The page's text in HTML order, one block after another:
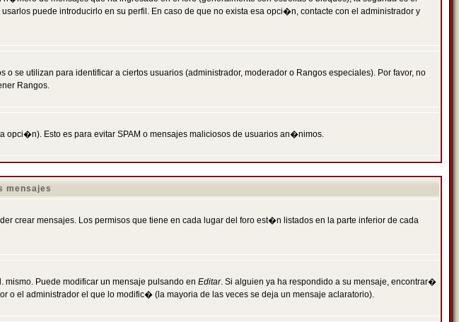
puede introducirlo en su perfil. En caso de que no exista esa opci�n, contacte con el administrador y
utilizan para identificar a ciertos usuarios (administrador, moderador o Rangos especiales). Por favor, no
Rangos.
Esto es para evitar SPAM o mensajes maliciosos de usuarios an�nimos.
mensajes
crear mensajes. Los permisos que tiene en cada lugar del foro est�n listados en la parte inferior de cada
Puede modificar un mensaje pulsando en Editar. Si alguien ya ha respondido a su mensaje, encontrar�
o el administrador el que lo modific� (la mayoria de las veces se deja un mensaje aclaratorio).